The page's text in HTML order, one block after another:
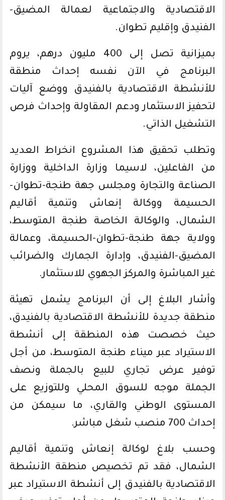
الاقتصادية والاجتماعية لعمالة المضيق-
الفنيدق وإقليم تطوان.
بميزانية تصل إلى 400 مليون درهم، يروم
البرنامج في الآن نفسه إحداث منطقة
للأنشطة الاقتصادية بالفنيدق ووضع آليات
لتحفيز الاستثمار ودعم المقاولة وإحداث فرص
التشغيل الذاتي.
وتطلب تحقيق هذا المشروع انخراط العديد
من الفاعلين، لاسيما وزارة الداخلية ووزارة
الصناعة والتجارة ومجلس جهة طنجة-تطوان-
الحسيمة ووكالة إنعاش وتنمية أقاليم
الشمال، والوكالة الخاصة طنجة المتوسط،
وولاية جهة طنجة-تطوان-الحسيمة، وعمالة
المضيق-الفنيدق، وإدارة الجمارك والضرائب
غير المباشرة والمركز الجهوي للاستثمار.
وأشار البلاغ إلى أن البرنامج يشمل تهيئة
منطقة جديدة للأنشطة الاقتصادية بالفنيدق،
حيث خصصت هذه المنطقة إلى أنشطة
الاستيراد عبر ميناء طنجة المتوسط، من أجل
توفير عرض تجاري للبيع بالجملة ونصف
الجملة موجه للسوق المحلي وللتوزيع على
المستوى الوطني والقاري، ما سيمكن من
إحداث 700 منصب شغل مباشر.
وحسب بلاغ لوكالة إنعاش وتنمية أقاليم
الشمال، فقد تم تخصيص منطقة الأنشطة
الاقتصادية بالفنيدق إلى أنشطة الاستيراد عبر